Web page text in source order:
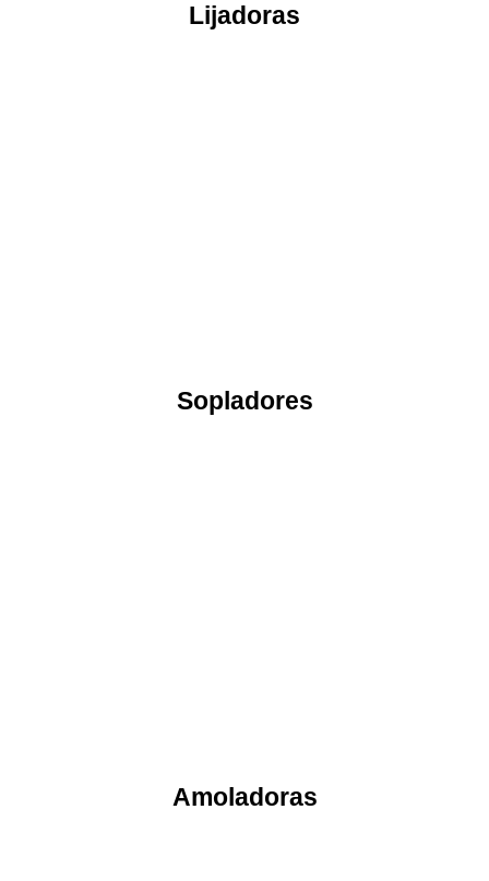
Lijadoras
Sopladores
Amoladoras